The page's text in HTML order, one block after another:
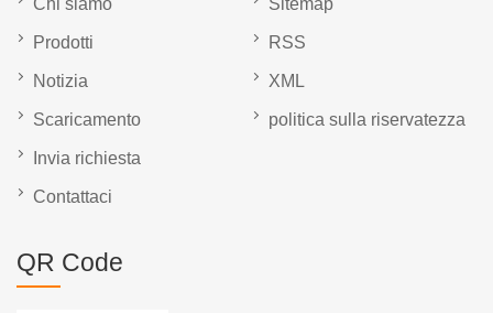
Chi siamo
Prodotti
Notizia
Scaricamento
Invia richiesta
Contattaci
Sitemap
RSS
XML
politica sulla riservatezza
QR Code